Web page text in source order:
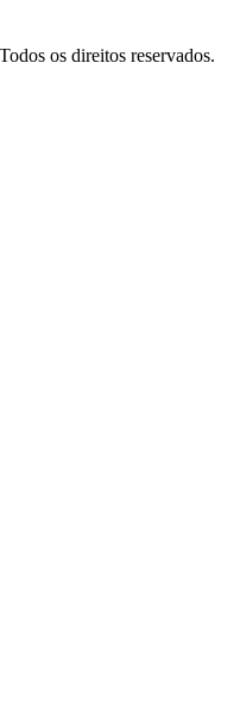
os direitos reservados.